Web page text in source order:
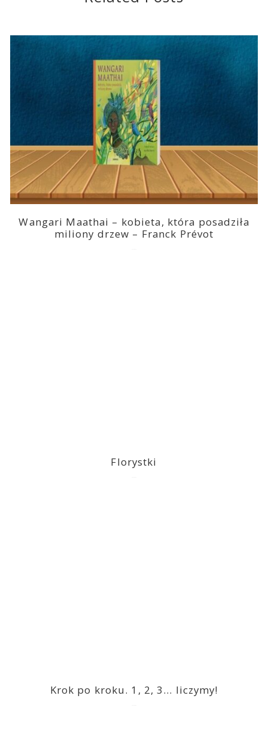
Wangari Maathai – kobieta, która posadziła
miliony drzew – Franck Prévot
Florystki
Krok po kroku. 1, 2, 3… liczymy!